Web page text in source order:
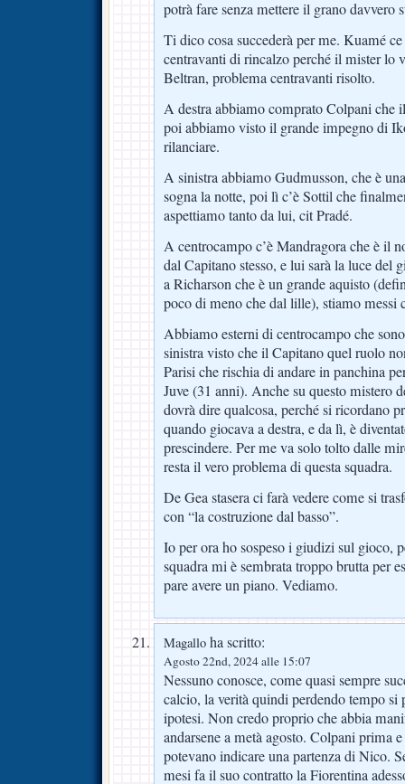
potrà fare senza mettere il grano davvero
Ti dico cosa succederà per me. Kuamé
centravanti di rincalzo perché il mister lo
Beltran, problema centravanti risolto.
A destra abbiamo comprato Colpani che
poi abbiamo visto il grande impegno di
rilanciare.
A sinistra abbiamo Gudmusson, che è
sogna la notte, poi lì c’è Sottil che
aspettiamo tanto da lui, cit Pradé.
A centrocampo c’è Mandragora che è il
dal Capitano stesso, e lui sarà la luce del
a Richarson che è un grande aquisto
poco di meno che dal lille), stiamo messi
Abbiamo esterni di centrocampo che
sinistra visto che il Capitano quel ruolo
Parisi che rischia di andare in panchina
Juve (31 anni). Anche su questo mistero
dovrà dire qualcosa, perché si ricordano
quando giocava a destra, e da lì, è
prescindere. Per me va solo tolto dalle
resta il vero problema di questa squadra.
De Gea stasera ci farà vedere come si
con “la costruzione dal basso”.
Io per ora ho sospeso i giudizi sul gioco,
squadra mi è sembrata troppo brutta per
pare avere un piano. Vediamo.
Magallo ha scritto:
Agosto 22nd, 2024 alle 15:07
Nessuno conosce, come quasi sempre
calcio, la verità quindi perdendo tempo si
ipotesi. Non credo proprio che abbia
andarsene a metà agosto. Colpani prima
potevano indicare una partenza di Nico.
mesi fa il suo contratto la Fiorentina